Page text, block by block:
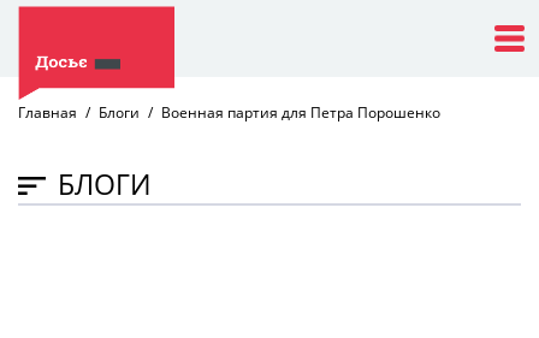
Главная Блоги Военная партия для Петра Порошенко
БЛОГИ